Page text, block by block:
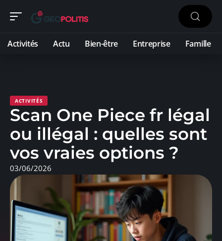
Activités Actu Bien-être Entreprise Famille
ACTIVITÉS
Scan One Piece fr légal
ou illégal : quelles sont
vos vraies options ?
03/06/2026